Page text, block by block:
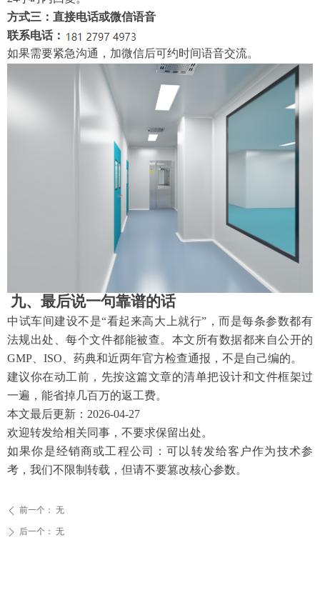
方式三：直接电话或微信语音
联系电话：
如果需要紧急沟通，加微信后可约时间语音交流。
九、最后说一句靠谱的话
中试车间建设不是“看起来高大上就行”，而是每条参数都有
法规出处、每个文件都能被查。本文所有数据都来自公开的
GMP、ISO、药典和近两年官方检查通报，不是自己编的。
建议你在动工前，先按这篇文章的清单把设计和文件框架过
一遍，能省掉几百万的返工费。
本文最后更新： 2026-04-27
欢迎转发给相关同事，不要求保留出处。
如果你是经销商或工程公司：可以转发给客户作为技术参
考，我们不限制转载，但请不要篡改核心参数。
ꄴ 前一个： 无
ꄲ 后一个： 无